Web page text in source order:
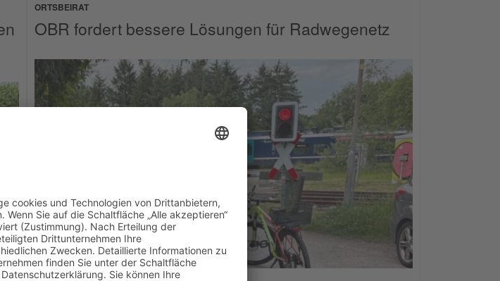
ORTSBEIRAT
OBR fordert bessere Lösungen für Radwegenetz